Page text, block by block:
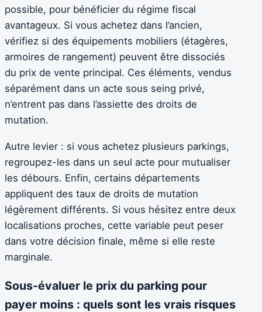
possible, pour bénéficier du régime fiscal
avantageux. Si vous achetez dans l’ancien,
vérifiez si des équipements mobiliers (étagères,
armoires de rangement) peuvent être dissociés
du prix de vente principal. Ces éléments, vendus
séparément dans un acte sous seing privé,
n’entrent pas dans l’assiette des droits de
mutation.
Autre levier : si vous achetez plusieurs parkings,
regroupez-les dans un seul acte pour mutualiser
les débours. Enfin, certains départements
appliquent des taux de droits de mutation
légèrement différents. Si vous hésitez entre deux
localisations proches, cette variable peut peser
dans votre décision finale, même si elle reste
marginale.
Sous-évaluer le prix du parking pour
payer moins : quels sont les vrais risques